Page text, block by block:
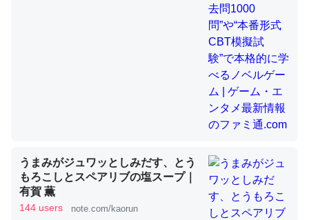
昆虫ってカルシウム少ないのか。知らんかった。調べたら
コオロギのカルシウム分はエビの600分の1程度。
─ニュース :: 【研究発表】昆虫学の大問題＝「昆虫はなぜ海にいな
論文では「淡水はカルシウムも酸素も不足してて両方に不
利だから両方が拮抗してるのでは」とあって面白い。海に
いる鋏角類（カブトガニ・ウミグモ）はカルシウムを使わ
ずキチンを強化してる筈だが、酵素が違うのか？
うまみがジュワッとしみだす、とう
もろこしとスペアリブの塩スープ｜
有賀 薫
144 users note.com/kaorun